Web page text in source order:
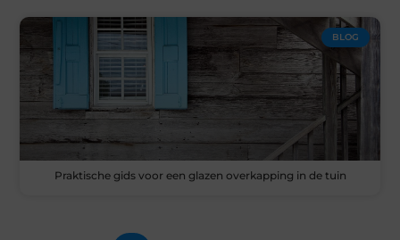
BLOG
Praktische gids voor een glazen overkapping in de tuin